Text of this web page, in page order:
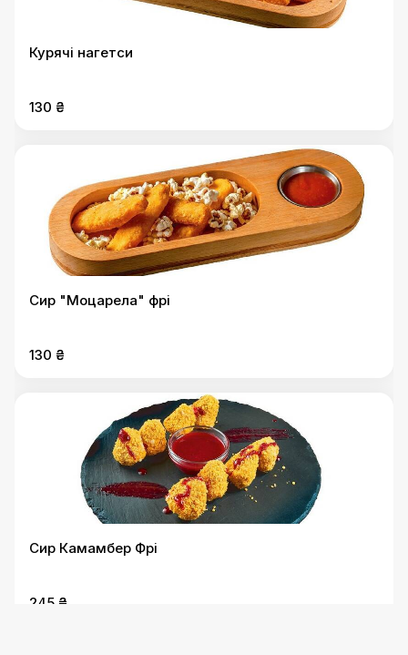
Курячі нагетси
130 ₴
Сир "Моцарела" фрі
130 ₴
Сир Камамбер Фрі
245 ₴